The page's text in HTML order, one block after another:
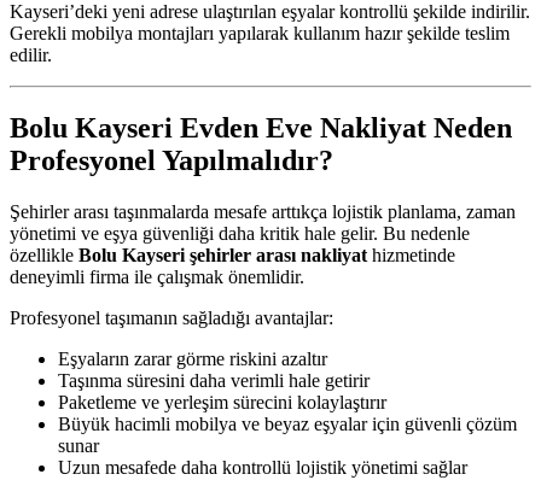
Kayseri’deki yeni adrese ulaştırılan eşyalar kontrollü şekilde indirilir.
Gerekli mobilya montajları yapılarak kullanım hazır şekilde teslim
edilir.
Bolu Kayseri Evden Eve Nakliyat Neden
Profesyonel Yapılmalıdır?
Şehirler arası taşınmalarda mesafe arttıkça lojistik planlama, zaman
yönetimi ve eşya güvenliği daha kritik hale gelir. Bu nedenle
özellikle Bolu Kayseri şehirler arası nakliyat hizmetinde
deneyimli firma ile çalışmak önemlidir.
Profesyonel taşımanın sağladığı avantajlar:
Eşyaların zarar görme riskini azaltır
Taşınma süresini daha verimli hale getirir
Paketleme ve yerleşim sürecini kolaylaştırır
Büyük hacimli mobilya ve beyaz eşyalar için güvenli çözüm
sunar
Uzun mesafede daha kontrollü lojistik yönetimi sağlar